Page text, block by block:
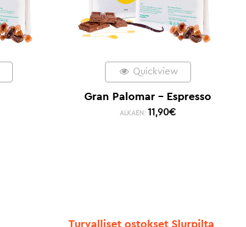
Quickview
Gran Palomar – Espresso
ALKAEN: 11,90€
Turvalliset ostokset Slurpilta